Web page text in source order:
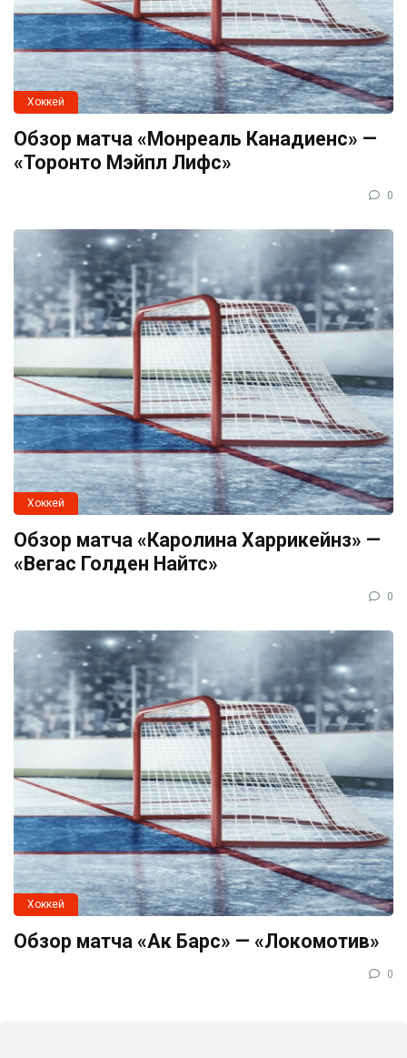
Хоккей
Обзор матча «Монреаль Канадиенс» —
«Торонто Мэйпл Лифс»
0
Хоккей
Обзор матча «Каролина Харрикейнз» —
«Вегас Голден Найтс»
0
Хоккей
Обзор матча «Ак Барс» — «Локомотив»
0